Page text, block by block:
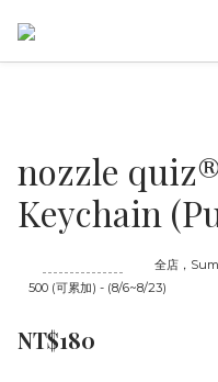
nozzle
Keychain
全店，
500 (可累加) - (8/6~8/23)
NT$180